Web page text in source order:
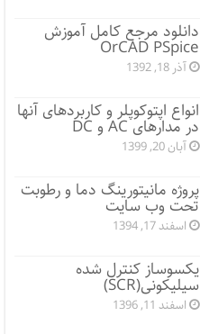
دانلود مرجع کامل آموزش
OrCAD PSpice
آذر 18, 1392
انواع اپتوکوپلر و کاربردهای آنها
در مدارهای AC و DC
آبان 20, 1399
پروژه مانيتورينگ دما و رطوبت
تحت وب سایت
اسفند 17, 1394
یکسوساز کنترل شده
سیلیکونی(SCR)
اسفند 11, 1396